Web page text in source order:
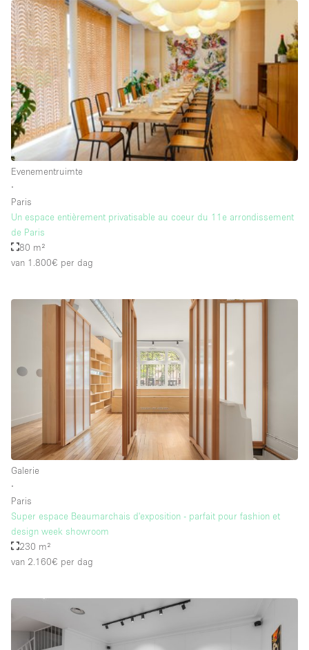
RAW
Schitterend uitzicht
Smoking Area
Soundproof
Straatniveau
Terrace
Toegankelijk voor mensen met handicap
Tuin
Voorraadkamer
Water Access
Whitebox / Minimaal
Verdieping/Toegang:
Souterrain
Begane grond tuin
Terras
Boven
Evenementruimte
∙
Paris
Un espace entièrement privatisable au coeur du 11e arrondissement
de Paris
80 m²
van 1.800€ per dag
Galerie
∙
Paris
Super espace Beaumarchais d'exposition - parfait pour fashion et
design week showroom
230 m²
van 2.160€ per dag